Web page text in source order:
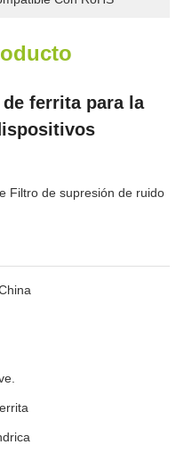
ferrita para la
Filtro de supresión de ruido